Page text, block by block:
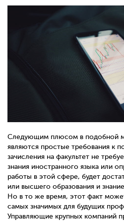
Следующим плюсом в подобной
являются простые требования к
зачисления на факультет не
знания иностранного языка или
работы в этой сфере, будет
или высшего образования и
Но в то же время, этот факт
самых значимых для будущих
Управляющие крупных компаний